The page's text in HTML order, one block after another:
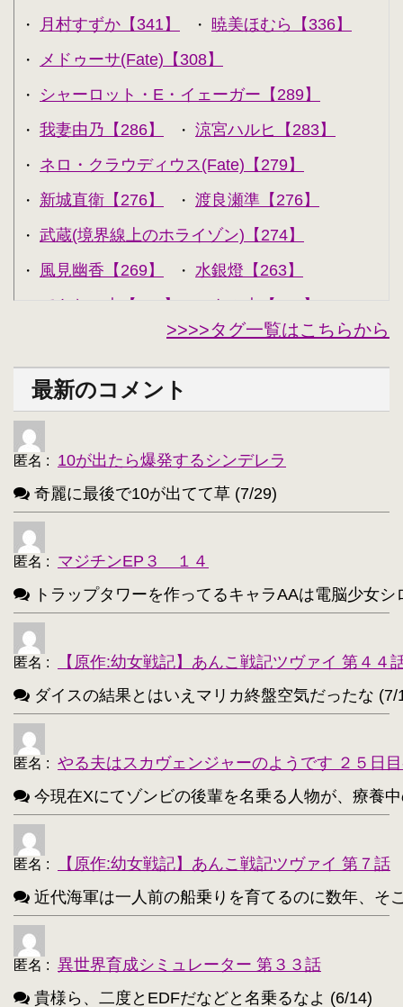
・ 月村すずか【341】 ・ 暁美ほむら【336】
・ メドゥーサ(Fate)【308】
・ シャーロット・E・イェーガー【289】
・ 我妻由乃【286】 ・ 涼宮ハルヒ【283】
・ ネロ・クラウディウス(Fate)【279】
・ 新城直衛【276】 ・ 渡良瀬準【276】
・ 武蔵(境界線上のホライゾン)【274】
・ 風見幽香【269】 ・ 水銀燈【263】
できない夫【262】 キル夫【260】
セシリア・オルコット【240】
西住みほ【237】
・ ミーナ・ディートリンデ・ヴィルケ【223】
・ ニャル子【218】
アルトリア・ペンドラゴン(Fate)【214】
・ ユウキ(SAO)【214】 ・ 古明地こいし【210】
・ アクア(このすば)【208】
・ レミリア・スカーレット(東方project)【203】
・ アイリスフィール・フォン・アインツベルン【
・ 高町なのは【202】 ・ 浅間・智【198】
・ 響(艦これ)【197】 ・ 夜神月【196】
・ アティ(サモンナイト)【194】
・ 西住まほ【189】
・ サーニャ・V・リトヴャク【188】
・
・ 不知火(艦これ)【186】
・ めぐみん(このすば)【172】
・
・ 鹿目まどか【168】
>>>>タグ一覧はこちらから
最新のコメント
匿名 :
10が出たら爆発するシンデレラ
奇麗に最後で10が出てて草 (7/29)
匿名 :
マジチンEP３ １４
トラップタワーを作ってるキャラAAは電脳少女シ
匿名 :
【原作:幼女戦記】あんこ戦記ツヴァイ 第４４
ダイスの結果とはいえマリカ終盤空気だったな (7/
匿名 : やる夫はスカヴェンジャーのようです ２５日
今現在Xにてゾンビの後輩を名乗る人物が、療養
匿名 :
【原作:幼女戦記】あんこ戦記ツヴァイ 第７話
近代海軍は一人前の船乗りを育てるのに数年、そ
匿名 : 異世界育成シミュレーター 第３３話
貴様ら、二度とEDFだなどと名乗るなよ (6/14)